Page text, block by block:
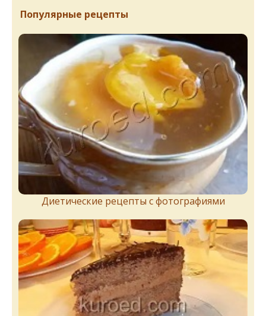
Популярные рецепты
Диетические рецепты с фотографиями